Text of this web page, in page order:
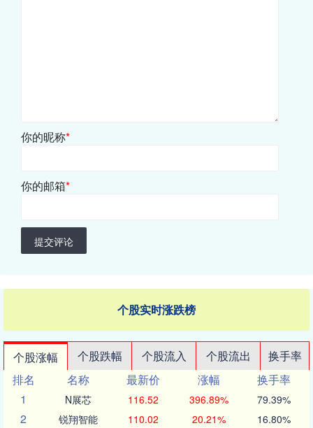
你的昵称*
你的邮箱*
提交评论
个股实时涨跌榜
个股涨幅 个股跌幅 个股流入 个股流出
换手率
排名
名称 最新价 涨幅
换手率
1
N展芯 116.52 396.89% 79.39%
2 锐翔智能 110.02 20.21% 16.80%